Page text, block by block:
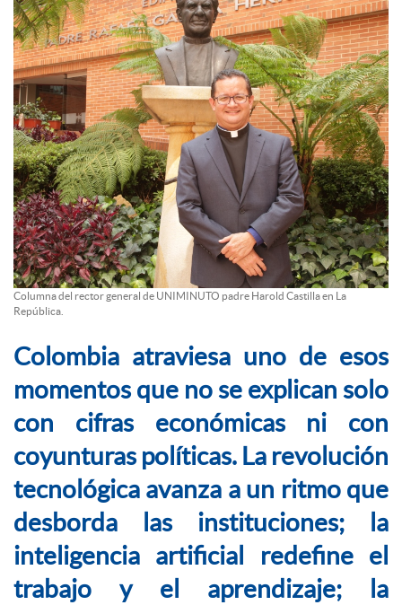
Columna del rector general de UNIMINUTO padre Harold Castilla en La
República.
Colombia atraviesa uno de esos
momentos que no se explican solo
con cifras económicas ni con
coyunturas políticas. La revolución
tecnológica avanza a un ritmo que
desborda las instituciones; la
inteligencia artificial redefine el
trabajo y el aprendizaje; la